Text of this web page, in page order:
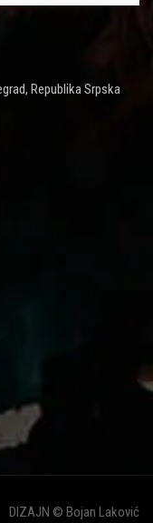
Republika Srpska
DIZAJN © Bojan Laković